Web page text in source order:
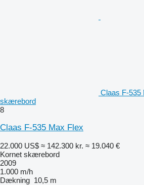
Claas F-535
skærebord
8
Claas F-535 Max Flex
22.000 US$ ≈ 142.300 kr. ≈ 19.040 €
Kornet skærebord
2009
1.000 m/h
Dækning 10,5 m